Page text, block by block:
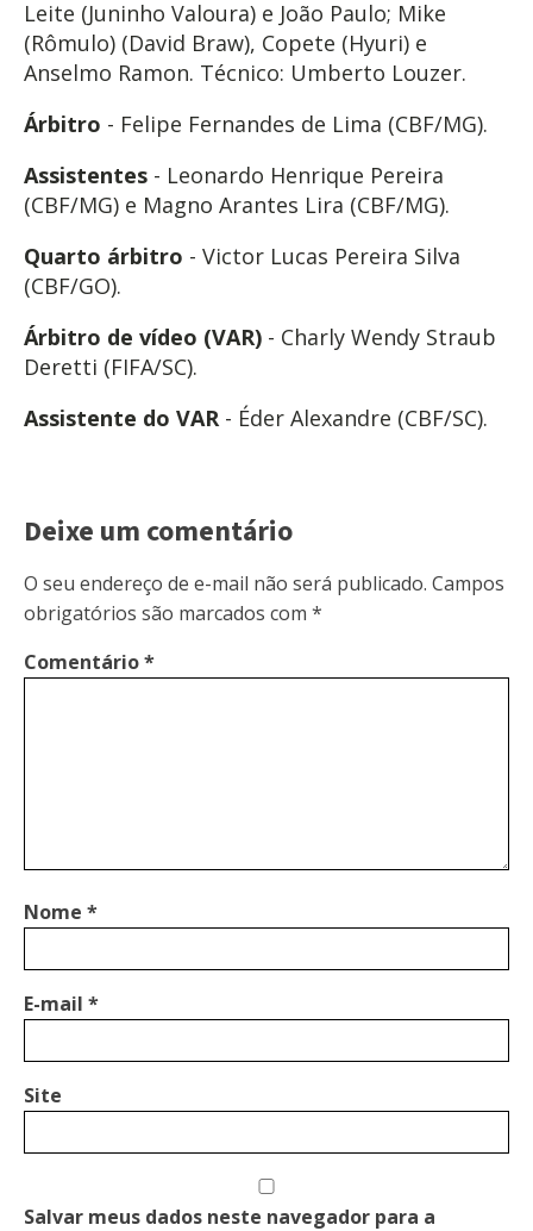
Leite (Juninho Valoura) e João Paulo; Mike
(Rômulo) (David Braw), Copete (Hyuri) e
Anselmo Ramon. Técnico: Umberto Louzer.
Árbitro - Felipe Fernandes de Lima (CBF/MG).
Assistentes - Leonardo Henrique Pereira
(CBF/MG) e Magno Arantes Lira (CBF/MG).
Quarto árbitro - Victor Lucas Pereira Silva
(CBF/GO).
Árbitro de vídeo (VAR) - Charly Wendy Straub
Deretti (FIFA/SC).
Assistente do VAR- Éder Alexandre (CBF/SC).
Deixe um comentário
O seu endereço de e-mail não será publicado. Campos
obrigatórios são marcados com *
Comentário*
Nome *
E-mail *
Site
Salvar meus dados neste navegador para a